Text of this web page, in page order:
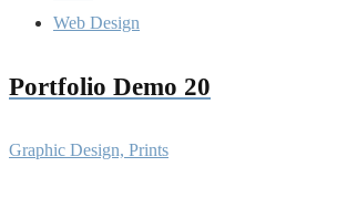
Web Design
Portfolio Demo 20
Graphic Design, Prints